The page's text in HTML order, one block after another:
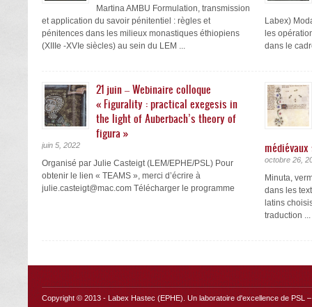
Martina AMBU Formulation, transmission
et application du savoir pénitentiel : règles et
pénitences dans les milieux monastiques éthiopiens
(XIIIe -XVIe siècles) au sein du LEM ...
Labex)
les
dans le
21 juin – Webinaire colloque
« Figurality : practical exegesis in
the light of Auberbach’s theory of
figura »
juin 5, 2022
Organisé par Julie Casteigt (LEM/EPHE/PSL) Pour
obtenir le lien « TEAMS », merci d’écrire à
julie.casteigt@mac.com Télécharger le programme
octobre 26,
Minuta,
dans les
latins
traduction ...
Copyright © 2013 - Labex Hastec (EPHE) . Un laboratoire d'excellence de